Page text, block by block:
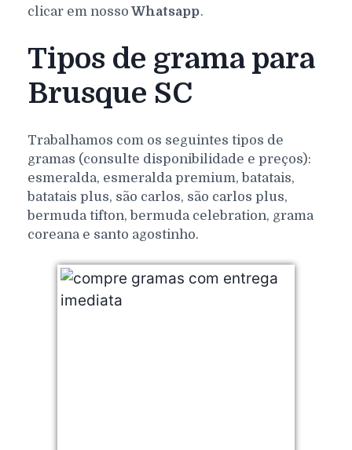
clicar em nosso Whatsapp.
Tipos de grama para
Brusque SC
Trabalhamos com os seguintes tipos de
gramas (consulte disponibilidade e preços):
esmeralda, esmeralda premium, batatais,
batatais plus, são carlos, são carlos plus,
bermuda tifton, bermuda celebration, grama
coreana e santo agostinho.